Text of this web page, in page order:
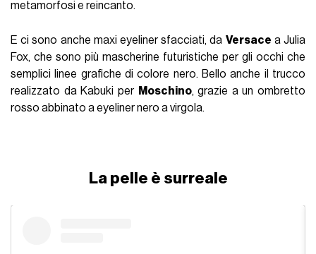
metamorfosi e reincanto.
E ci sono anche maxi eyeliner sfacciati, da Versace a Julia
Fox, che sono più mascherine futuristiche per gli occhi che
semplici linee grafiche di colore nero. Bello anche il trucco
realizzato da Kabuki per Moschino, grazie a un ombretto
rosso abbinato a eyeliner nero a virgola.
La pelle è surreale